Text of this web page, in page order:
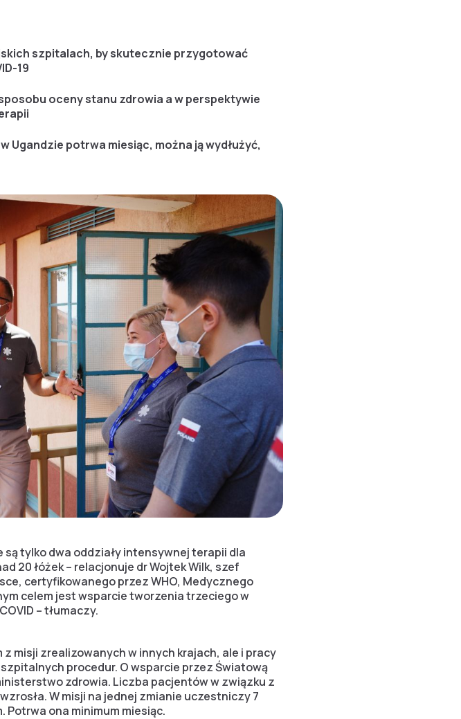
szpitalach, by skutecznie przygotować
19
oceny stanu zdrowia a w perspektywie
Ugandzie potrwa miesiąc, można ją wydłużyć,
tylko dwa oddziały intensywnej terapii dla
20 łóżek – relacjonuje dr Wojtek Wilk, szef
certyfikowanego przez WHO, Medycznego
celem jest wsparcie tworzenia trzeciego w
– tłumaczy.
misji zrealizowanych w innych krajach, ale i pracy
procedur. O wsparcie przez Światową
zdrowia. Liczba pacjentów w związku z
W misji na jednej zmianie uczestniczy 7
ona minimum miesiąc.